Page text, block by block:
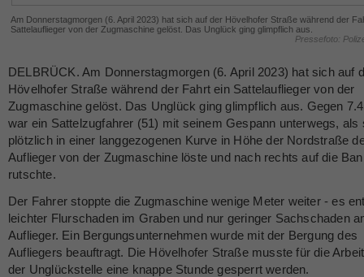
Am Donnerstagmorgen (6. April 2023) hat sich auf der Hövelhofer Straße während der
Sattelauflieger von der Zugmaschine gelöst. Das Unglück ging glimpflich aus.
Pressefoto:
DELBRÜCK. Am Donnerstagmorgen (6. April 2023) hat sich auf
Hövelhofer Straße während der Fahrt ein Sattelauflieger von der
Zugmaschine gelöst. Das Unglück ging glimpflich aus. Gegen
war ein Sattelzugfahrer (51) mit seinem Gespann unterwegs, als
plötzlich in einer langgezogenen Kurve in Höhe der Nordstraße
Auflieger von der Zugmaschine löste und nach rechts auf die
rutschte.
Der Fahrer stoppte die Zugmaschine wenige Meter weiter - es
leichter Flurschaden im Graben und nur geringer Sachschaden
Auflieger. Ein Bergungsunternehmen wurde mit der Bergung des
Aufliegers beauftragt. Die Hövelhofer Straße musste für die
der Unglückstelle eine knappe Stunde gesperrt werden.